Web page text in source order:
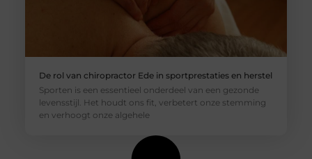
De rol van chiropractor Ede in sportprestaties en herstel
Sporten is een essentieel onderdeel van een gezonde
levensstijl. Het houdt ons fit, verbetert onze stemming
en verhoogt onze algehele